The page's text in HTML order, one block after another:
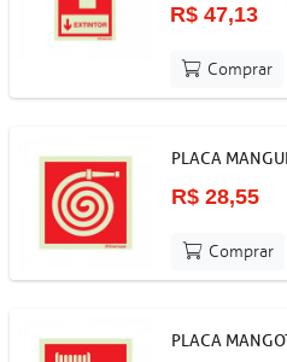
R$ 47,13
Comprar
PLACA
R$ 28,55
Comprar
PLACA